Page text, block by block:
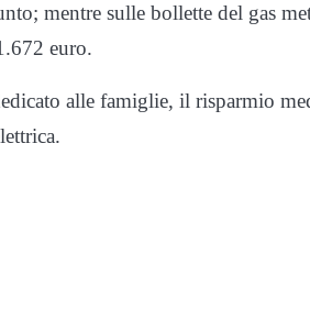
mentre sulle bollette del gas
euro.
alle famiglie, il risparmio